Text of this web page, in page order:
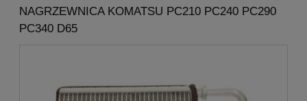
NAGRZEWNICA KOMATSU PC210 PC240 PC290
PC340 D65